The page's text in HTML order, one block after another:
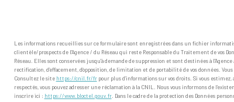
Les informations recueillies sur ce formulaire sont enregistrées dans un fichier
clientèle/prospects de l'Agence / du Réseau qui reste Responsable du Traitement de vos
Réseau. Elles sont conservées jusqu'à demande de suppression et sont destinées à
rectification, d’effacement, d’opposition, de limitation et de portabilité de vos données.
Consultez le site https://cnil.fr/frpour plus d’informations sur vos droits. Si vous
respectés, vous pouvez adresser une réclamation à la CNIL. Nous vous informons de
inscrire ici : https://www.bloctel.gouv.fr. Dans le cadre de la protection des Données